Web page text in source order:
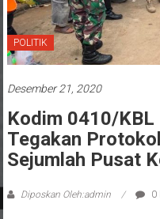
POLITIK
Desember 21, 2020
Kodim 0410/
Tegakan
Sejumlah Pusat
Diposkan Oleh:admin 0